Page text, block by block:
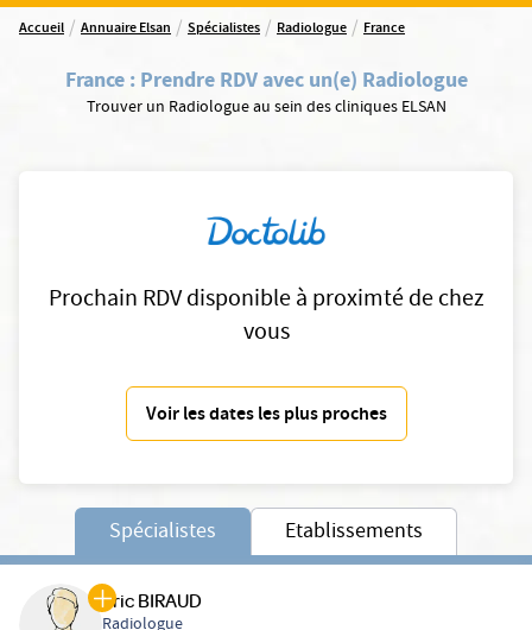
Accueil / Annuaire Elsan / Spécialistes / Radiologue / France
France: Prendre RDV avec un(e) Radiologue
Trouver un Radiologue au sein des cliniques ELSAN
Prochain RDV disponible à proximté de chez
vous
Voir les dates les plus proches
Spécialistes Etablissements
Eric BIRAUD